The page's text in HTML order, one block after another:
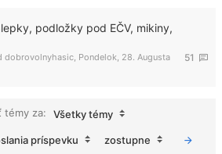
podložky pod EČV, mikiny,
51
dobrovolnyhasic Pondelok, 28. Augusta
témy za:
Všetky témy
príspevku zostupne